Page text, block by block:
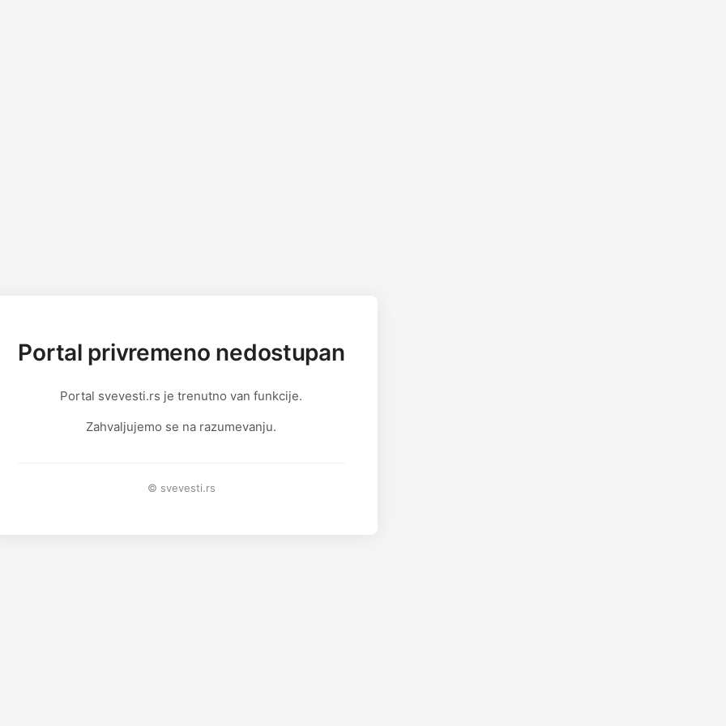
Portal privremeno nedostupan
Portal svevesti.rs je trenutno van funkcije.
Zahvaljujemo se na razumevanju.
© svevesti.rs